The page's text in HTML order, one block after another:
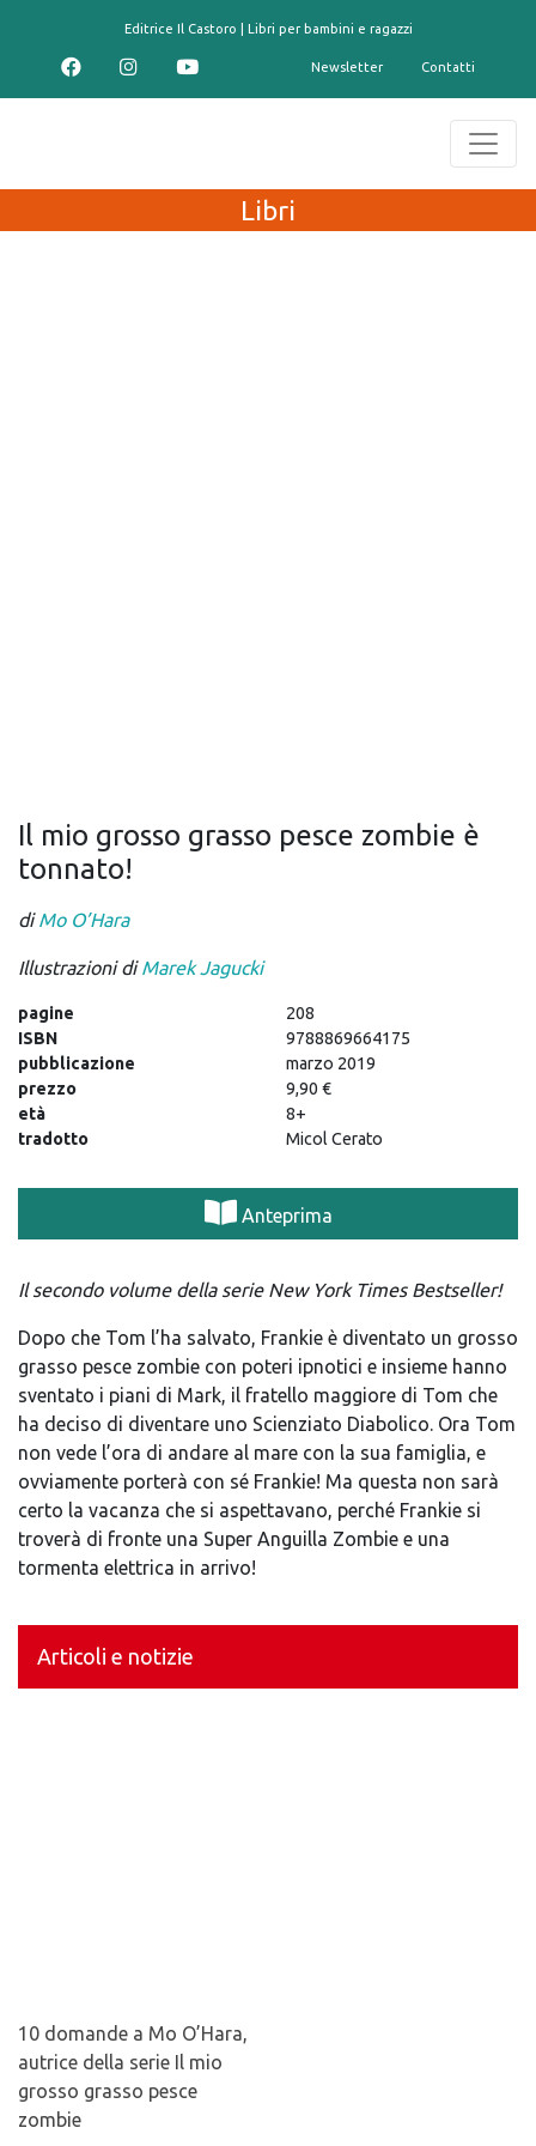
Editrice Il Castoro | Libri per bambini e ragazzi
Newsletter Contatti
Libri
Il mio grosso grasso pesce zombie è
tonnato!
diMo O’Hara
Illustrazioni diMarek Jagucki
pagine
208
ISBN
9788869664175
pubblicazione
marzo 2019
prezzo
9,90 €
età
8+
tradotto
Micol Cerato
Anteprima
Il secondo volume della serie New York Times Bestseller!
Dopo che Tom l’ha salvato, Frankie è diventato un grosso
grasso pesce zombie con poteri ipnotici e insieme hanno
sventato i piani di Mark, il fratello maggiore di Tom che
ha deciso di diventare uno Scienziato Diabolico. Ora Tom
non vede l’ora di andare al mare con la sua famiglia, e
ovviamente porterà con sé Frankie! Ma questa non sarà
certo la vacanza che si aspettavano, perché Frankie si
troverà di fronte una Super Anguilla Zombie e una
tormenta elettrica in arrivo!
Articoli e notizie
10 domande a Mo O’Hara,
autrice della serie Il mio
grosso grasso pesce
zombie